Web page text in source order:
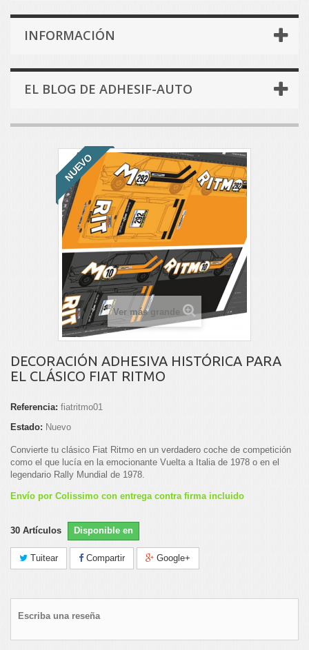
INFORMACIÓN
EL BLOG DE ADHESIF-AUTO
NUEVO
Ver más grande
DECORACIÓN ADHESIVA HISTÓRICA PARA
EL CLÁSICO FIAT RITMO
Referencia: fiatritmo01
Estado: Nuevo
Convierte tu clásico Fiat Ritmo en un verdadero coche de competición
como el que lucía en la emocionante Vuelta a Italia de 1978 o en el
legendario Rally Mundial de 1978.
Envío por Colissimo con entrega contra firma incluido
30 Artículos Disponible en
Tuitear Compartir Google+
Escriba una reseña